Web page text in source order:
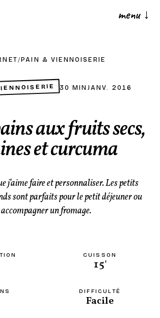
menu ↓
/ PAIN & VIENNOISERIE
30 MIN JANV. 2016
aux fruits secs,
et curcuma
j’aime faire et personnaliser. Les petits
sont parfaits pour le petit déjeuner ou
accompagner un fromage.
CUISSON
15'
DIFFICULTÉ
Facile